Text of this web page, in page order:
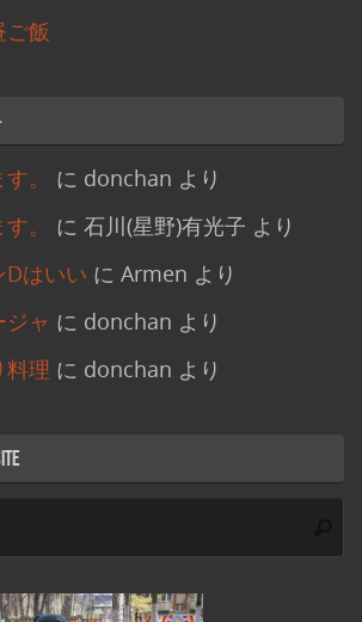
飯
。 に donchan より
。
に 石川(星野)有光子 より
はいい に Armen より
ャ に donchan より
料理 に donchan より
索